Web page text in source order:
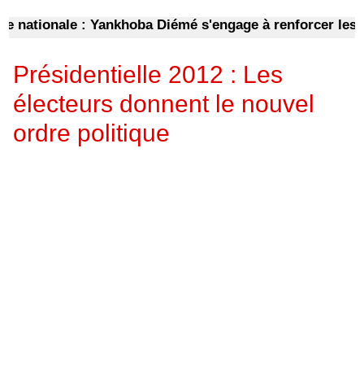
: Yankhoba Diémé s'engage à renforcer les
Présidentielle 2012 : Les
électeurs donnent le nouvel
ordre politique